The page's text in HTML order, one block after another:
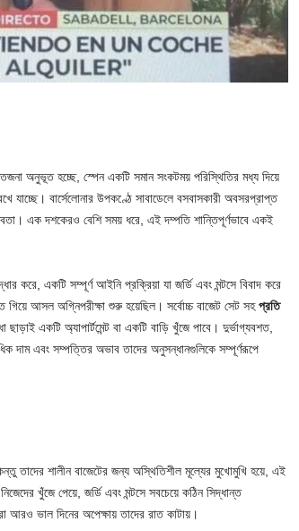
অনুভূত হচ্ছে, স্পেন একটি সমান সংকটময় পরিস্থিতির মধ্য দিয়ে
যাচ্ছে। বার্সেলোনার উপকণ্ঠে সাবাডেলে বসবাসকারী অবসরপ্রাপ্ত
এক দশকেরও বেশি সময় ধরে, এই দম্পতি শান্তিপূর্ণভাবে একই
করে, একটি সম্পূর্ণ আইনি প্রক্রিয়া যা জর্ডি এবং মন্টসে বিবাদ করে
আসল অগ্নিপরীক্ষা শুরু হয়েছিল। সর্বোচ্চ বাজেট সেট সহপ্রতি
একটি অ্যাপার্টমেন্ট বা একটি বাড়ি খুঁজে পাবে। দুর্ভাগ্যবশত,
দাম এবং সম্পত্তির অভাব তাদের অনুসন্ধানগুলিকে সম্পূর্ণরূপে
তাদের শালীন বাজেটের জন্য অস্থিতিশীল মূল্যের মুখোমুখি হয়ে, এই
খুঁজে পেয়ে, জর্ডি এবং মন্টসে সবচেয়ে কঠিন সিদ্ধান্ত
আরও ভাল দিনের অপেক্ষায় তাদের রাত কাটায়।